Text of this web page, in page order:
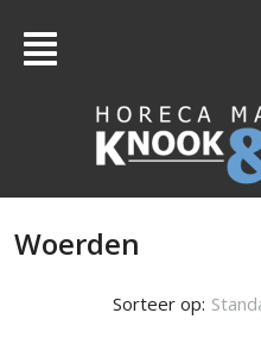
Woerden
Sorteer op: